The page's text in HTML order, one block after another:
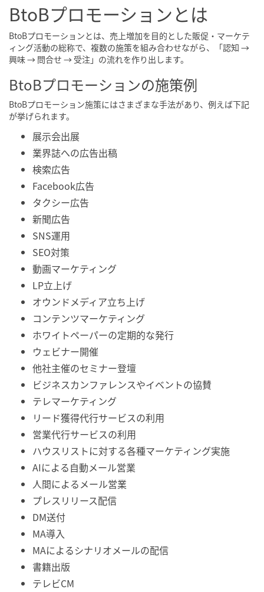
BtoBプロモーションとは
BtoBプロモーションとは、売上増加を目的とした販促・マーケテ
ィング活動の総称で、複数の施策を組み合わせながら、「認知 →
興味 → 問合せ → 受注」の流れを作り出します。
BtoBプロモーションの施策例
BtoBプロモーション施策にはさまざまな手法があり、例えば下記
が挙げられます。
展示会出展
業界誌への広告出稿
検索広告
Facebook広告
タクシー広告
新聞広告
SNS運用
SEO対策
動画マーケティング
LP立上げ
オウンドメディア立ち上げ
コンテンツマーケティング
ホワイトペーパーの定期的な発行
ウェビナー開催
他社主催のセミナー登壇
ビジネスカンファレンスやイベントの協賛
テレマーケティング
リード獲得代行サービスの利用
営業代行サービスの利用
ハウスリストに対する各種マーケティング実施
AIによる自動メール営業
人間によるメール営業
プレスリリース配信
DM送付
MA導入
MAによるシナリオメールの配信
書籍出版
テレビCM